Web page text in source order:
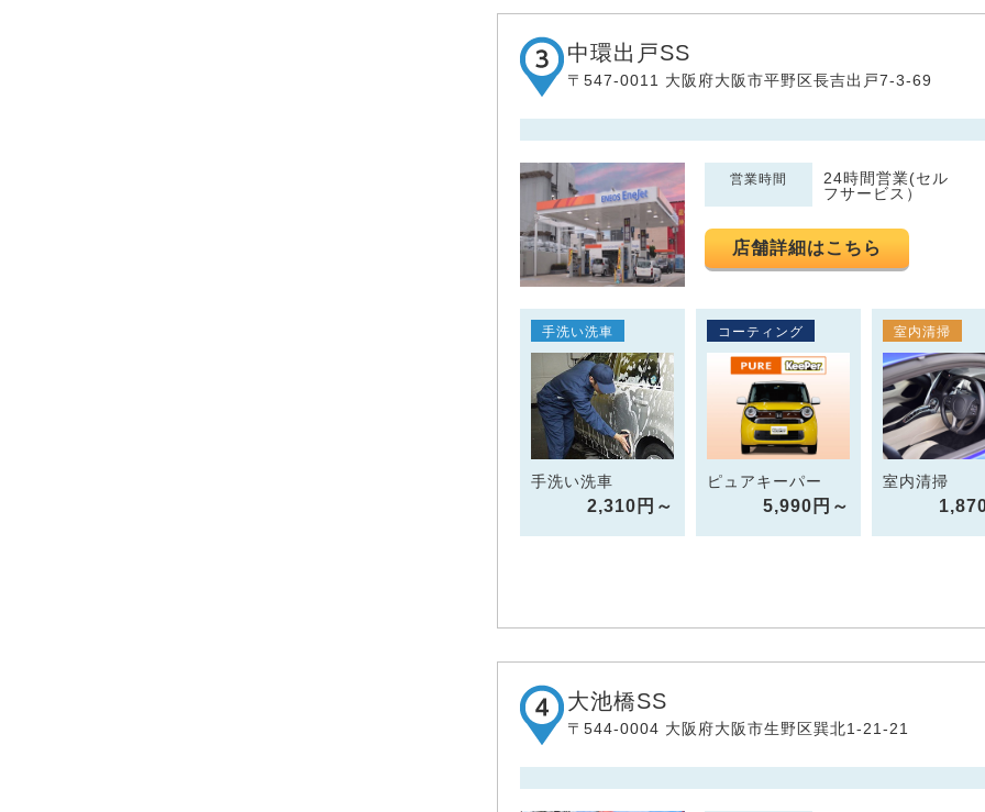
中環出戸SS
〒547-0011 大阪府大阪市平野区長吉出戸7-3-69
営業時間
24時間営業(セル
フサービス）
店舗詳細はこちら
手洗い洗車
手洗い洗車
2,310円～
コーティング
ピュアキーパー
5,990円～
室内清掃
室内清掃
大池橋SS
〒544-0004 大阪府大阪市生野区巽北1-21-21